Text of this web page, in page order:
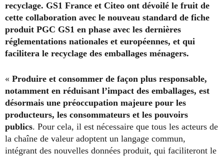
recyclage. GS1 France et Citeo ont dévoilé le fruit de
cette collaboration avec le nouveau standard de fiche
produit PGC GS1 en phase avec les dernières
réglementations nationales et européennes, et qui
facilitera le recyclage des emballages ménagers.
« Produire et consommer de façon plus responsable,
notamment en réduisant l’impact des emballages, est
désormais une préoccupation majeure pour les
producteurs, les consommateurs et les pouvoirs
publics. Pour cela, il est nécessaire que tous les acteurs de
la chaîne de valeur adoptent un langage commun,
intégrant des nouvelles données produit, qui faciliteront le